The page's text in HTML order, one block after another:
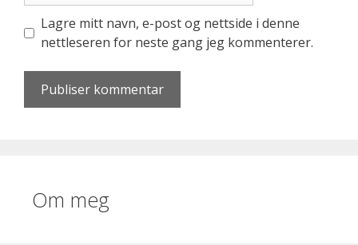
Lagre mitt navn, e-post og nettside i denne
nettleseren for neste gang jeg kommenterer.
Om meg